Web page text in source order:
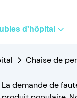
d'hôpital
Chaise de
La demande de